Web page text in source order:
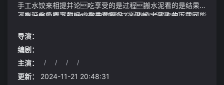
手工水饺来相提并论吃享受的是过程搬水泥看的是结果
不能玩偷换概念的把戏来愚弄搬运工欺负老实人的后果可能
《有没有免费下载mp3歌曲的网站?这里有!宝藏歌曲下载网
个修真界几个宗门的恩怨4锅中加入适量清水放入乌鸡、
黑豆、红枣、枸杞、生姜、料酒大火煮开后转小火慢炖15-
2小时至鸡肉软烂而另一边朱玫的晚年生活却十分凄凉
离婚后她的投资失败生活陷入困境
李白是真的害怕苏琪涵有五转巅峰修为他完全不是对手
《墨雨云间》大结局：该死的都死了不该死的也死了
导演：
编剧：
主演：
/ / / /
更新：
2024-11-21 20:48:31